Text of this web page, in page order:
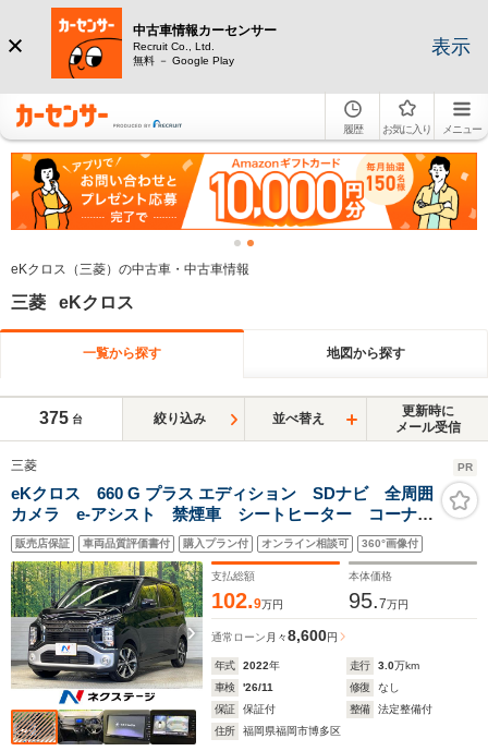
中古車情報カーセンサー
Recruit Co., Ltd.
無料 － Google Play
表示
履歴 お気に入り メニュー
eKクロス（三菱）の中古車・中古車情報
三菱 eKクロス
一覧から探す 地図から探す
375 台 絞り込み 並べ替え
更新時に
メール受信
三菱 PR
eKクロス 660 G プラス エディション SDナビ 全周囲
カメラ e-アシスト 禁煙車 シートヒーター コーナー
センサー スマートキー LEDヘッド 純正15インチア
ルミ オートハイビーム 車線逸脱警報 オートライ
ト オートエアコン
販売店保証 車両品質評価書付 購入プラン付 オンライン相談可 360°画像付
支払総額
102.9万円
本体価格
95.7万円
通常ローン 月々8,600円
年式 2022年 走行 3.0万km
車検
'26/11 修復
なし
保証
保証付 整備
法定整備付
住所
福岡県福岡市博多区